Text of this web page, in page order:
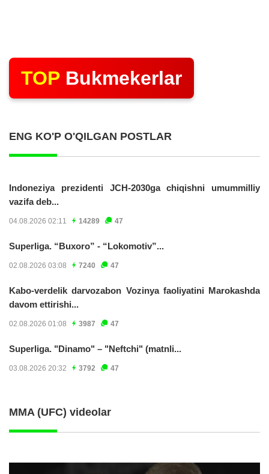
TOP Bukmekerlar
ENG KO'P O'QILGAN POSTLAR
Indoneziya prezidenti JCH-2030ga chiqishni umummilliy
vazifa deb...
04.08.2026 02:11 14289 47
Superliga. “Buxoro” - “Lokomotiv”...
02.08.2026 03:08 7240 47
Kabo-verdelik darvozabon Vozinya faoliyatini Marokashda
davom ettirishi...
02.08.2026 01:08 3987 47
Superliga. "Dinamo" – "Neftchi" (matnli...
03.08.2026 20:32 3792 47
MMA (UFC) videolar